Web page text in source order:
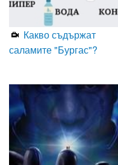
Какво съдържат
саламите "Бургас"?